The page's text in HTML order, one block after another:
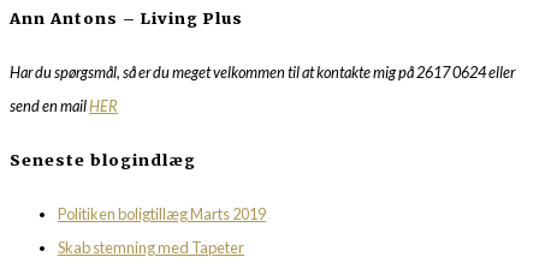
Ann Antons – Living Plus
Har du spørgsmål, så er du meget velkommen til at kontakte mig på 2617 0624 eller
send en mailHER
Seneste blogindlæg
Politiken boligtillæg Marts 2019
Skab stemning med Tapeter